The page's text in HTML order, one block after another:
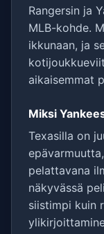
Rangersin ja
MLB-kohde.
ikkunaan, ja
aikaisemmat
Miksi
Texasilla on
pelattavana
näkyvässä
siistimpi kuin